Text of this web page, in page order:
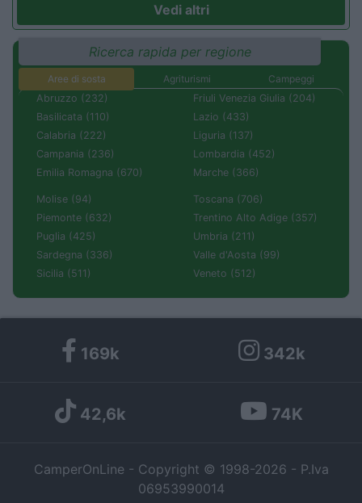
Vedi altri
Ricerca rapida per regione
Aree di sosta Agriturismi
Campeggi
Abruzzo (232)
Basilicata (110)
Calabria (222)
Campania (236)
Emilia Romagna (670)
Friuli Venezia Giulia (204)
Lazio (433)
Liguria (137)
Lombardia (452)
Marche (366)
Molise (94)
Piemonte (632)
Puglia (425)
Sardegna (336)
Sicilia (511)
Toscana (706)
Trentino Alto Adige (357)
Umbria (211)
Valle d'Aosta (99)
Veneto (512)
169k 342k
42,6k 74K
CamperOnLine - Copyright © 1998-2026 - P.Iva
06953990014